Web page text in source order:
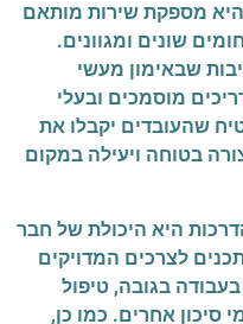
מספקת שירות מותאם
שונים ומגוונים.
שבאימון מעשי
מוסמכים ובעלי
שהעובדים יקבלו את
בטוחה ויעילה במקום
היא היכולת של חבר
לצרכים המדויקים
בגובה, טיפול
סיכון אחרים. כמו כן,